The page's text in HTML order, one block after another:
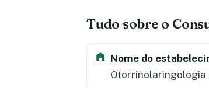
Tudo sobre o
Nome do
Otorrinolaringologia